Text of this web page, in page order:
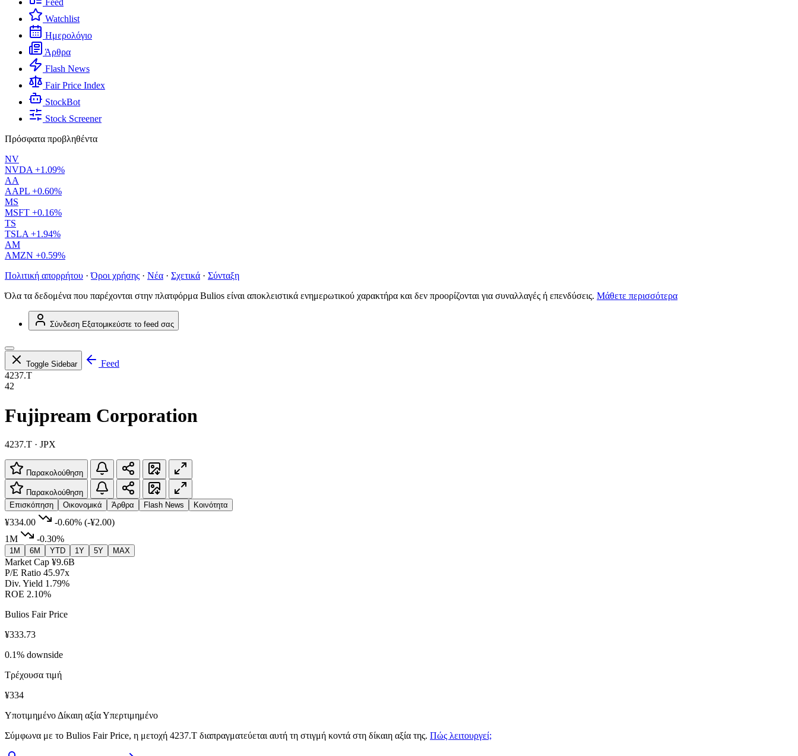
Feed
Watchlist
Ημερολόγιο
Άρθρα
Flash News
Fair Price Index
StockBot
Stock Screener
Πρόσφατα προβληθέντα
NV
NVDA +1.09%
AA
AAPL +0.60%
MS
MSFT +0.16%
TS
TSLA +1.94%
AM
AMZN +0.59%
Πολιτική απορρήτου · Όροι χρήσης · Νέα · Σχετικά · Σύνταξη
Όλα τα δεδομένα που παρέχονται στην πλατφόρμα Bulios είναι αποκλειστικά ενημερωτικού χαρακτήρα και δεν προορίζονται για συναλλαγές ή επενδύσεις. Μάθετε περισσότερα
Σύνδεση Εξατομικεύστε το feed σας
Toggle Sidebar
Feed
4237.T
42
Fujipream Corporation
4237.T · JPX
Παρακολούθηση
Παρακολούθηση
Επισκόπηση
Οικονομικά Άρθρα Flash News Κοινότητα
¥334.00 -0.60% (-¥2.00)
1M
-0.30%
1M 6M YTD 1Y 5Y MAX
Market Cap ¥9.6B
P/E Ratio 45.97x
Div. Yield 1.79%
ROE 2.10%
Bulios Fair Price
¥333.73
0.1% downside
Τρέχουσα τιμή
¥334
Υποτιμημένο Δίκαιη αξίαΥπερτιμημένο
Σύμφωνα με το Bulios Fair Price, η μετοχή 4237.T διαπραγματεύεται αυτή τη στιγμή κοντά στη δίκαιη αξία της. Πώς λειτουργεί;